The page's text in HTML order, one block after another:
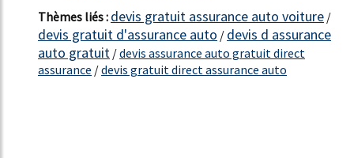
Thèmes liés : devis gratuit assurance auto voiture /
devis gratuit d'assurance auto / devis d assurance
auto gratuit /devis assurance auto gratuit direct
assurance /devis gratuit direct assurance auto